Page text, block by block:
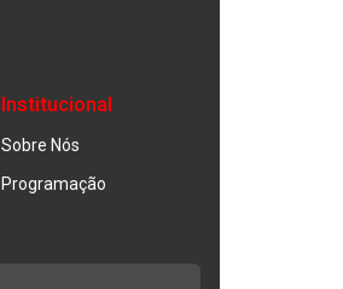
Institucional
Sobre Nós
Programação